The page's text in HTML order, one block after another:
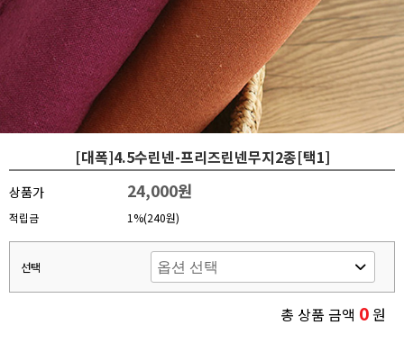
[대폭]4.5수린넨-프리즈린넨무지2종[택1]
상품가 24,000원
적립금 1%(240원)
선택
총 상품 금액 0원